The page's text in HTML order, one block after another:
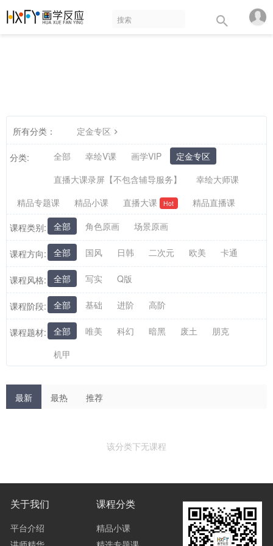
所有分类： 定金专区
分类: 全部 幸绘V课 画学VIP
定金专区
直播大课录屏【不包含辅导服务】
幸绘大师课
精品专题课
精品小课 直播大课 Hot 精品直播课
课程类别: 全部 角色原画 场景原画
课程方向: 全部 国风 日韩 二次元 欧美 卡通
课程风格: 全部 写实 Q版
课程阶段: 全部 基础 进阶 高阶
课程题材: 全部 唯美 科幻 暗黑 废土
朋克
机甲
最新 最热 推荐
该分类下无课程
关于我们
平台介绍
课程分类
精品小课